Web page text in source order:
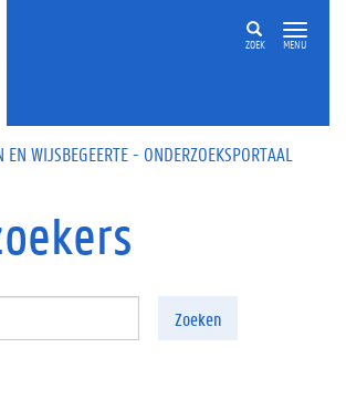
gaan
ZOEK MENU
EN WIJSBEGEERTE - ONDERZOEKSPORTAAL
Zoeken